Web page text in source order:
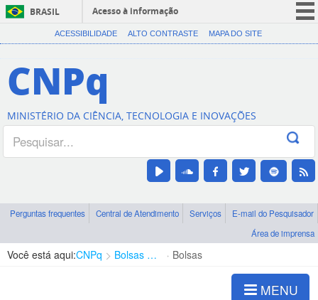
BRASIL
Acesso à informação
CORONAVÍRUS (COVID-19)
Canais
ACESSIBILIDADE ALTO CONTRASTE MAPA DO SITE
CNPq
MINISTÉRIO DA CIÊNCIA, TECNOLOGIA E INOVAÇÕES
Perguntas frequentes Central de Atendimento Serviços
E-mail do Pesquisador
Área de imprensa
Você está aqui:CNPq Bolsas e Auxílios Vigentes Bolsas
MENU